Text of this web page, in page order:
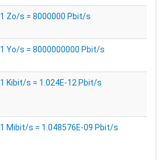
1 Zo/s = 8000000 Pbit/s
1 Yo/s = 8000000000 Pbit/s
1 Kibit/s = 1.024E-12 Pbit/s
1 Mibit/s = 1.048576E-09 Pbit/s